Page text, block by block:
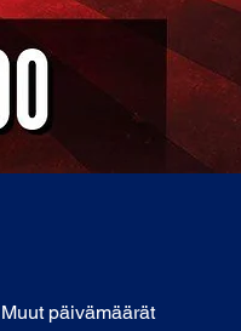
Muut päivämäärät